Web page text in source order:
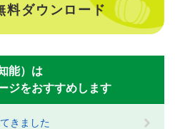
料ダウンロード
能）は
ジをおすすめします
きました